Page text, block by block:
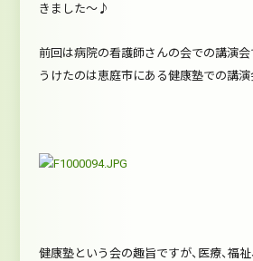
きました～♪
前回は病院の看護師さんの会での講演会
うけたのは恵庭市にある健康塾での講演
健康塾という会の趣旨ですが、医療、福祉